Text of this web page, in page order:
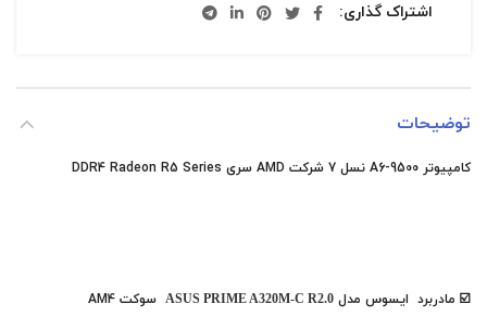
اشتراک گذاری
توضیحات
کامپیوتر A6-9500 نسل 7 شرکت AMD سری DDR4 Radeon R5 Series
☑️ مادربرد ایسوس مدل ASUS PRIME A320M-C R2.0 سوکت AM4